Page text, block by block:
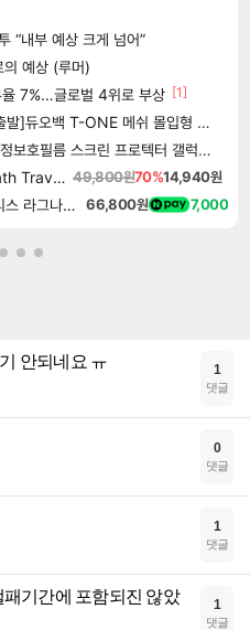
“내부 예상 크게 넘어”
의 예상 (루머)
7%…글로벌 4위로 부상 [1]
몰입형 집중력 학생 공부 사무용 높이조절형 의자
스크린 프로텍터 갤럭시S26 시리즈 2매
옥토패스 트래블러 II Octopath Traveler II 49,800원70%14,940원
그랑블루 판타지 리링크 엔드리스 라그나로크 Granblue Fantasy Relink Endless Ragnarok 66,800원 7,000
안되네요 ㅠ 1
댓글
0
댓글
1
댓글
기간에 포함되진 않았
1
댓글